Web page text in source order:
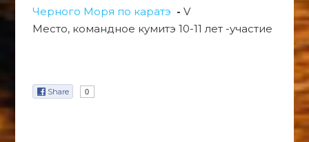
Черного Моря по каратэ - V
Место, командное кумитэ 10-11 лет -участие
Share 0